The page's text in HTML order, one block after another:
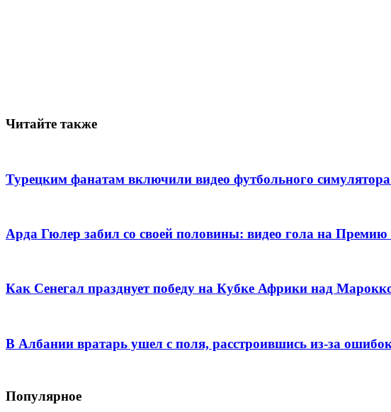
Читайте также
Турецким фанатам включили видео футбольного
Арда Гюлер забил со своей половины: видео гола на
Как Сенегал празднует победу на Кубке Африки над
В Албании вратарь ушел с поля, расстроившись из-за
Популярное